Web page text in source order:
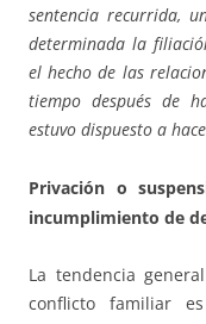
sentencia recurrida,
determinada la
el hecho de las
tiempo después de
estuvo dispuesto a
Privación o
incumplimiento de
La tendencia
conflicto familiar